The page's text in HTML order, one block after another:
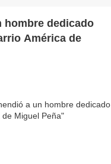
hombre dedicado
América de